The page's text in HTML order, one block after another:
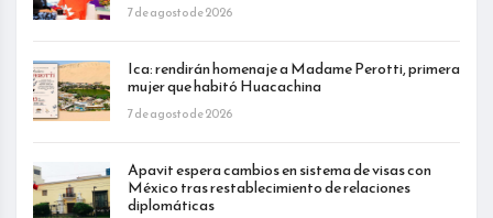
7 de agosto de 2026
Ica: rendirán homenaje a Madame Perotti, primera
mujer que habitó Huacachina
7 de agosto de 2026
Apavit espera cambios en sistema de visas con
México tras restablecimiento de relaciones
diplomáticas